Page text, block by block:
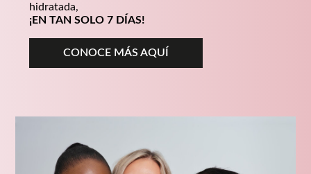
hidratada,
¡EN TAN SOLO 7 DÍAS!
CONOCE MÁS AQUÍ